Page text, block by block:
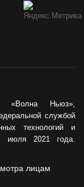
«Волна Ньюз»,
службой
технологий и
июля 2021 года.
лицам